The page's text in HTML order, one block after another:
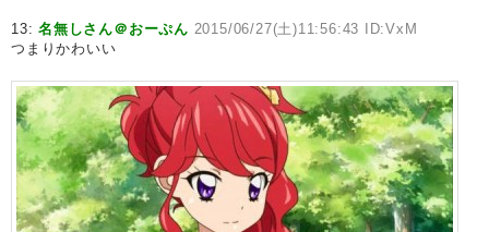
13:名無しさん＠おーぷん 2015/06/27(土)11:56:43 ID:VxM
つまりかわいい